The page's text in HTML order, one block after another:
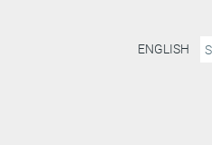
ENGLISH